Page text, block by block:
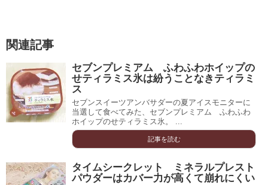
関連記事
セブンプレミアム ふわふわホイップの
せティラミス氷は紛うことなきティラミ
ス
セブンスイーツアンバサダーの夏アイスモニターに
当選して食べてみた、セブンプレミアム ふわふわ
ホイップのせティラミス氷。 ...
記事を読む
タイムシークレット ミネラルプレスト
パウダーはカバー力が高くて崩れにくい